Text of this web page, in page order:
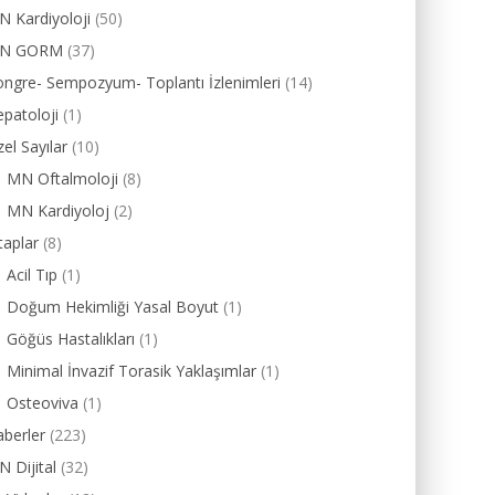
Kardiyoloji (50)
GORM (37)
Sempozyum- Toplantı İzlenimleri (14)
(1)
Sayılar (10)
MN Oftalmoloji (8)
MN Kardiyoloj (2)
(8)
Acil Tıp (1)
Doğum Hekimliği Yasal Boyut (1)
Göğüs Hastalıkları (1)
Minimal İnvazif Torasik Yaklaşımlar (1)
Osteoviva (1)
(223)
Dijital (32)